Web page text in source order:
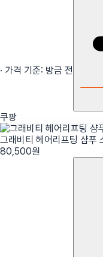
· 가격 기준: 방금 전
쿠팡
그래비티 헤어리프팅 샴
80,500원